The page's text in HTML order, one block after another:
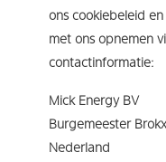
ons cookiebeleid
met ons opnemen
contactinformatie:
Mick Energy BV
Burgemeester
Nederland